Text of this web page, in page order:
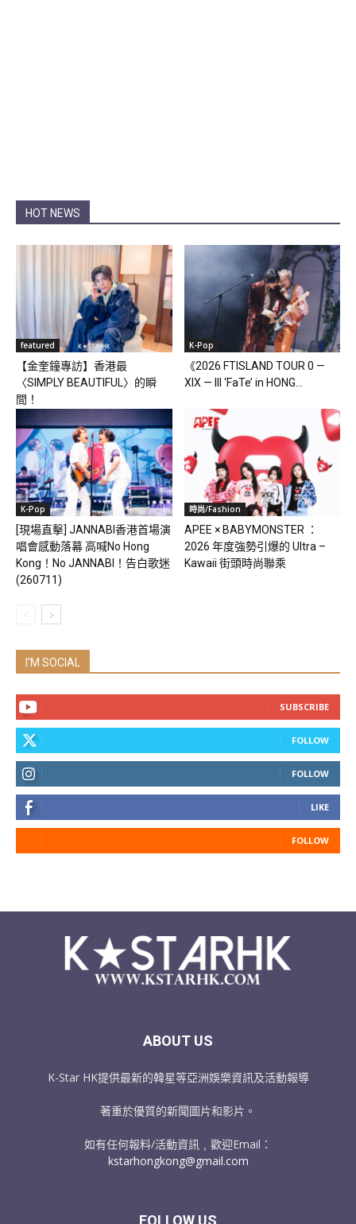
HOT NEWS
featured
【金奎鐘專訪】香港最
〈SIMPLY BEAUTIFUL〉的瞬
間！
K-Pop
《2026 FTISLAND TOUR 0 —
XIX — III ‘FaTe’ in HONG...
K-Pop
[現場直擊] JANNABI香港首場演
唱會感動落幕 高喊No Hong
Kong！No JANNABI！告白歌迷
(260711)
時尚/Fashion
APEE × BABYMONSTER ：
2026 年度強勢引爆的 Ultra –
Kawaii 街頭時尚聯乘
I'M SOCIAL
SUBSCRIBE
FOLLOW
FOLLOW
LIKE
FOLLOW
ABOUT US
K-Star HK提供最新的韓星等亞洲娛樂資訊及活動報導
著重於優質的新聞圖片和影片。
如有任何報料/活動資訊﹐歡迎Email：
kstarhongkong@gmail.com
FOLLOW US